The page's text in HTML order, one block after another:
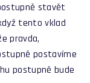
stavět
tento vklad
pravda,
postavíme
postupně bude